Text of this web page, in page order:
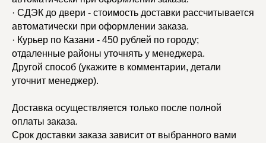
· СДЭК до двери - стоимость доставки рассчитывается
автоматически при оформлении заказа.
· Курьер по Казани - 450 рублей по городу;
отдаленные районы уточнять у менеджера.
Другой способ (укажите в комментарии, детали
уточнит менеджер).
Доставка осуществляется только после полной
оплаты заказа.
Срок доставки заказа зависит от выбранного вами